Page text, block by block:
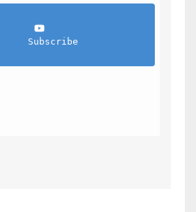
                Subscribe